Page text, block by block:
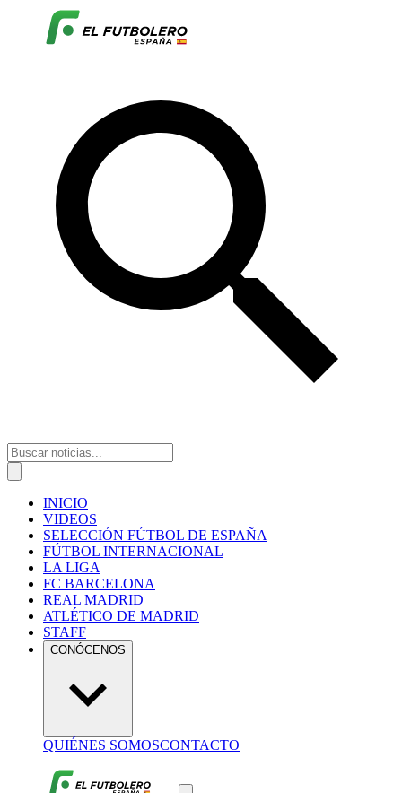
INICIO
VIDEOS
SELECCIÓN FÚTBOL DE ESPAÑA
FÚTBOL INTERNACIONAL
LA LIGA
FC BARCELONA
REAL MADRID
ATLÉTICO DE MADRID
STAFF
CONÓCENOS
QUIÉNES SOMOSCONTACTO